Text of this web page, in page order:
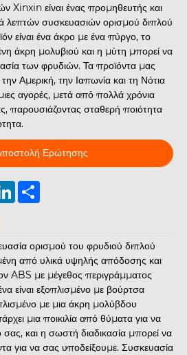
Xinxin είναι ένας προμηθευτής και
λεπτών συσκευασιών ορισμού διπλού
είναι ένα άκρο με ένα πύργο, το
άκρη μολυβιού και η μύτη μπορεί να
των φρυδιών. Τα προϊόντα μας
Αμερική, την Ιαπωνία και τη Νότια
αγορές, μετά από πολλά χρόνια
παρουσιάζοντας σταθερή ποιότητα
Ερώτησης
LinkedIn
ορισμού του φρυδιού διπλού
από υλικά υψηλής απόδοσης και
ABS με μέγεθος περιγράμματος
είναι εξοπλισμένο με βούρτσα
με μια άκρη μολύβδου
μια ποικιλία από θύματα για να
σας, και η σωστή διαδικασία μπορεί να
για να σας υποδείξουμε. Συσκευασία